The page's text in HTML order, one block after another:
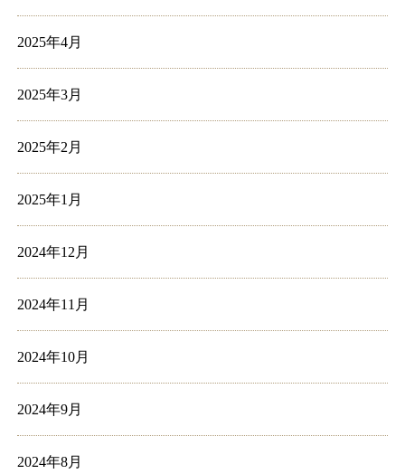
2025年4月
2025年3月
2025年2月
2025年1月
2024年12月
2024年11月
2024年10月
2024年9月
2024年8月